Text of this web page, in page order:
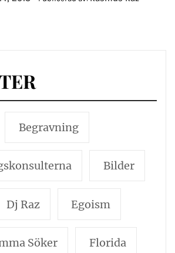
Begravning
Bilder
Dj Raz Egoism
Söker Florida